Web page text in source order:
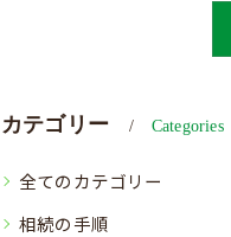
カテゴリー Categories
全てのカテゴリー
相続の手順